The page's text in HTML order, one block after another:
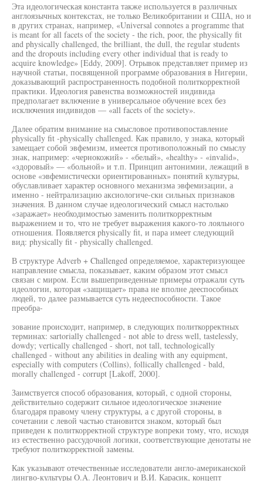
Эта идеологическая константа также используется в различных
англоязычных контекстах, не только Великобритании и США, но и
в других странах, например, «Universal connotes a programme that
is meant for all facets of the society - the rich, poor, the physically fit
and physically challenged, the brilliant, the dull, the regular students
and the dropouts including every other individual that is ready to
acquire knowledge» [Eddy, 2009]. Отрывок представляет пример из
научной статьи, посвященной программе образования в Нигерии,
доказывающий распространенность подобной политкорректной
практики. Идеология равенства возможностей индивида
предполагает включение в универсальное обучение всех без
исключения индивидов — «all facets of the society».
Далее обратим внимание на смысловое противопоставление
physically fit -physically challenged. Как правило, у знака, который
замещает собой эвфемизм, имеется противоположный по смыслу
знак, например: «чернокожий» - «белый», «healthy» - «invalid»,
«здоровый» — «больной» и т.п. Принцип антонимии, лежащий в
основе «эвфемистически ориентированных» понятий культуры,
обуславливает характер основного механизма эвфемизации, а
именно - нейтрализацию аксиологиче-ски сильных признаков
значения. В данном случае идеологический смысл настолько
«заражает» необходимостью заменить политкорректным
выражением и то, что не требует выражения какого-то лояльного
отношения. Появляется physically fit, и пара имеет следующий
вид: physically fit - physically challenged.
В структуре Adverb + Challenged определяемое, характеризующее
направление смысла, показывает, каким образом этот смысл
связан с миром. Если вышеприведенные примеры отражали суть
идеологии, которая «защищает» права не вполне дееспособных
людей, то далее размывается суть недееспособности. Такое
преобра-
зование происходит, например, в следующих политкорректных
терминах: sartorially challenged - not able to dress well, tastelessly,
dowdy; vertically challenged - short, not tall, technologically
challenged - without any abilities in dealing with any equipment,
especially with computers (Collins), follically challenged - bald,
morally challenged - corrupt [Lakoff, 2000].
Заимствуется способ образования, который, с одной стороны,
действительно содержит сильное идеологическое значение
благодаря правому члену структуры, а с другой стороны, в
сочетании с левой частью становится знаком, который был
приведен к политкорректной структуре вопреки тому, что, исходя
из естественно рассудочной логики, соответствующие денотаты не
требуют политкорректной замены.
Как указывают отечественные исследователи англо-американской
лингво-культуры O.A. Леонтович и В.И. Карасик, концепт